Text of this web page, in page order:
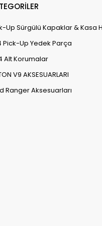
Up Sürgülü Kapaklar & Kasa
Pick-Up Yedek Parça
Alt Korumalar
V9 AKSESUARLARI
Ranger Aksesuarları